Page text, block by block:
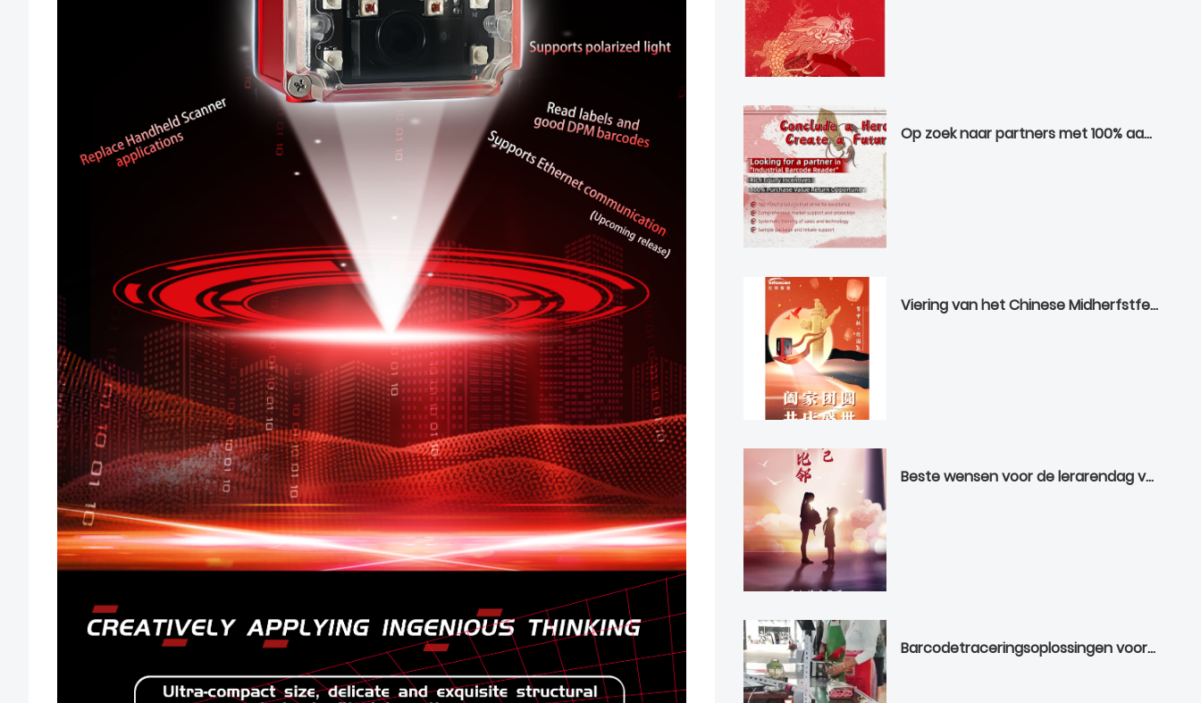
Op zoek naar partners met 100% aankoopwaarde-retourmogelijkheid
Viering van het Chinese Midherfstfestival en de nationale feestdag！
Beste wensen voor de lerarendag van Bilin Intelligence
Barcodetraceringsoplossingen voor productie | infoscan Vast gemonteerde lezer